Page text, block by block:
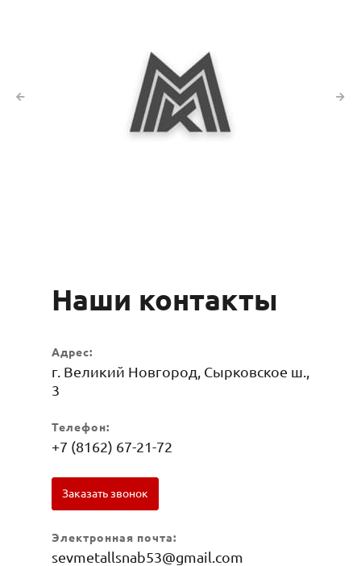
Наши контакты
Адрес:
г. Великий Новгород, Сырковское ш.,
3
Телефон:
+7 (8162) 67-21-72
Заказать звонок
Электронная почта:
sevmetallsnab53@gmail.com